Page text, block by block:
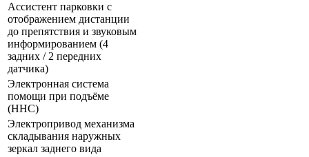
Ассистент парковки c
отображением дистанции
до препятствия и звуковым
информированием (4
задних / 2 передних
датчика)
Электронная система
помощи при подъёме
(HHC)
Электропривод механизма
складывания наружных
зеркал заднего вида